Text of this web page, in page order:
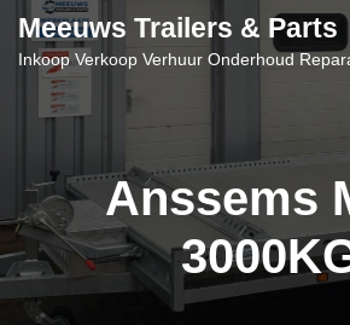
content
Meeuws Trailers & Parts
Inkoop Verkoop Verhuur Onderhoud
Anssems